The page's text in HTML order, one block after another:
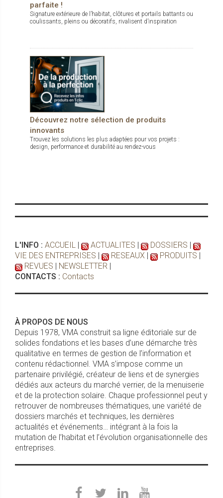
parfaite !
Signature extérieure de l’habitat, clôtures et portails battants ou
coulissants, pleins ou décoratifs, rivalisent d’inspiration
Découvrez notre sélection de produits
innovants
Trouvez les solutions les plus adaptées pour vos projets :
design, performance et durabilité au rendez-vous
L'INFO : ACCUEIL | ACTUALITES | DOSSIERS |
VIE DES ENTREPRISES | RESEAUX | PRODUITS |
REVUES | NEWSLETTER |
CONTACTS : Contacts
À PROPOS DE NOUS
Depuis 1978, VMA construit sa ligne éditoriale sur de
solides fondations et les bases d’une démarche très
qualitative en termes de gestion de l’information et
contenu rédactionnel. VMA s’impose comme un
partenaire privilégié, créateur de liens et de synergies
dédiés aux acteurs du marché verrier, de la menuiserie
et de la protection solaire. Chaque professionnel peut y
retrouver de nombreuses thématiques, une variété de
dossiers marchés et techniques, les dernières
actualités et événements… intégrant à la fois la
mutation de l’habitat et l’évolution organisationnelle des
entreprises.